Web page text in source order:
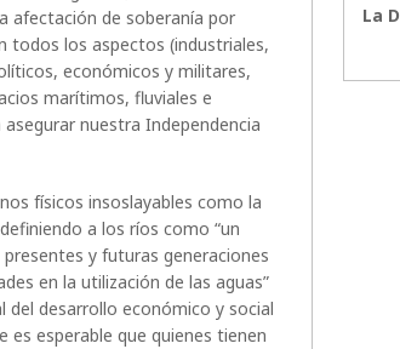
afectación de soberanía por
todos los aspectos (industriales,
económicos y militares,
marítimos, fluviales e
nuestra Independencia
físicos insoslayables como la
a los ríos como “un
y futuras generaciones
en la utilización de las aguas”
desarrollo económico y social
esperable que quienes tienen
La